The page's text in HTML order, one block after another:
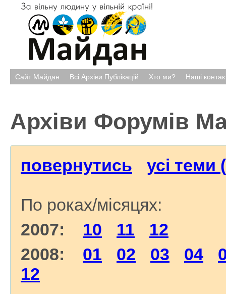
Сайт Майдан Всі Архіви Публікацій Хто ми? Наші
Архіви Форумів
повернутись усі теми
По роках/місяцях:
2007: 10 11
12
2008: 01 02 03 04
12